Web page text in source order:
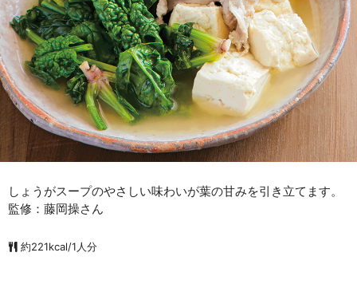
しょうがスープのやさしい味わいが葉の甘みを引き立てます。
監修：藤岡操さん
約221kcal/1人分